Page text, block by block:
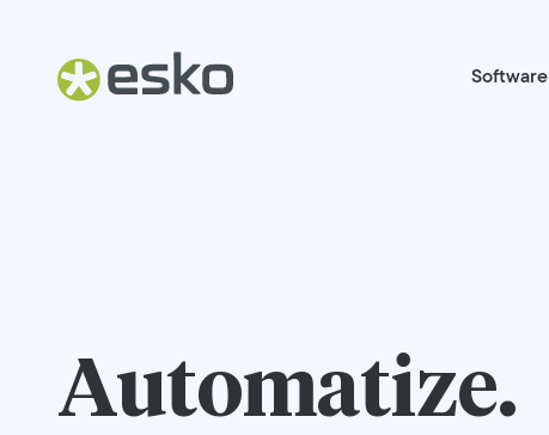
Software
Automatize.